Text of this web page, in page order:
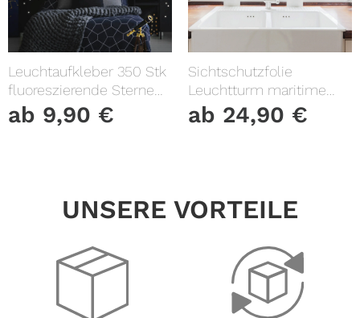
Leuchtaufkleber 350 Stk
fluoreszierende Sterne
und Punkte leuchten im
Dunklen Kinderzimmer
ab 9,90 €
Sichtschutzfolie
Leuchtturm maritime
Fensterfolie Fensterdeko
Milchglasfolie
ab 24,90 €
UNSERE VORTEILE